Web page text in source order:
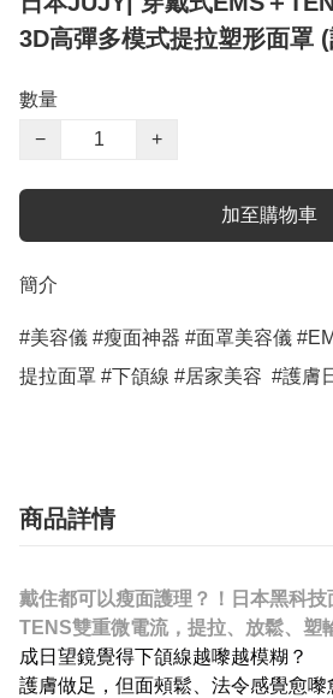
3D高彈多模式提拉塑形面罩
數量
−
+
加至購物車
簡介
#美容儀 #瘦面神器 #面罩美容儀
提拉面罩 #下頜線 #居家美容  #護膚
商品詳情
戴住都可以瘦面護理？！日本黑科技
TENS雙重微電流，提拉、放鬆、塑
成日望鏡覺得下頜線越嚟越模糊？
護膚做足，但面頰鬆、法令感覺愈嚟